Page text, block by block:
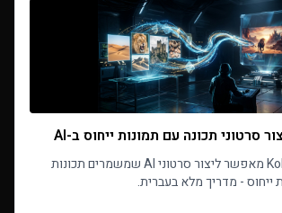
Elements של Kolbo מאפשר ליצור סרטוני AI שמשמרים תכונות
ייחוס - מדריך מלא בעברית.